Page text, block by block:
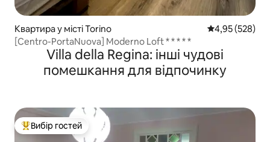
Квартира у місті Torino Середня
4,95 (528)
[Centro-PortaNuova] Moderno Loft * * * * *
Villa della Regina: інші чудові
помешкання для відпочинку
Топ вибір гостей
Вибір гостей